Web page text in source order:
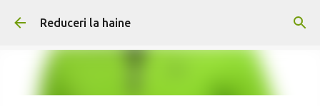
Treceți la conținutul principal
Reduceri la haine